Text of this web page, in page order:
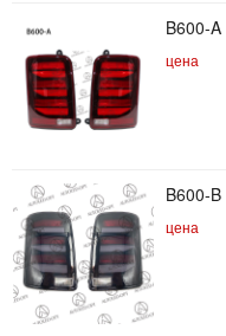
B600-A
цена
B600-B
цена